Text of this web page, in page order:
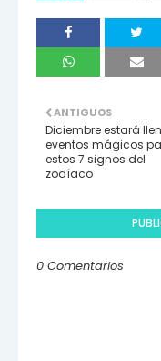
ANTIGUOS
Diciembre estará
eventos mágicos
estos 7 signos del
zodíaco
0 Comentarios